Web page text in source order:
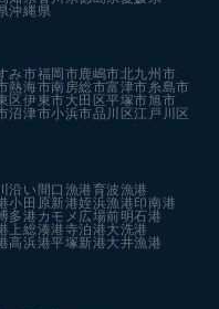
沖縄県
み市福岡市鹿嶋市北九州市
熱海市南房総市富津市糸島市
区伊東市大田区平塚市旭市
沼津市小浜市品川区江戸川区
沿い 間口漁港育波漁港
小田原新港姪浜漁港印南港
多港カモメ広場前明石港
上総湊港寺泊港大洗港
高浜港平塚新港大井漁港